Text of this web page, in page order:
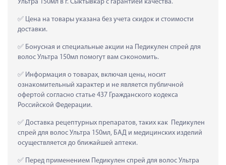
Ультра 150мл в г. Сыктывкар с гарантией качества.
Цена на товары указана без учета скидок и стоимости
доставки.
Бонусная и специальные акции на Педикулен спрей для
волос Ультра 150мл помогут вам сэкономить.
Информация о товарах, включая цены, носит
ознакомительный характер и не является публичной
офертой согласно статье 437 Гражданского кодекса
Российской Федерации.
Доставка рецептурных препаратов, таких как  Педикулен
спрей для волос Ультра 150мл, БАД и медицинских изделий
осуществляется до ближайшей аптеки.
Перед применением Педикулен спрей для волос Ультра